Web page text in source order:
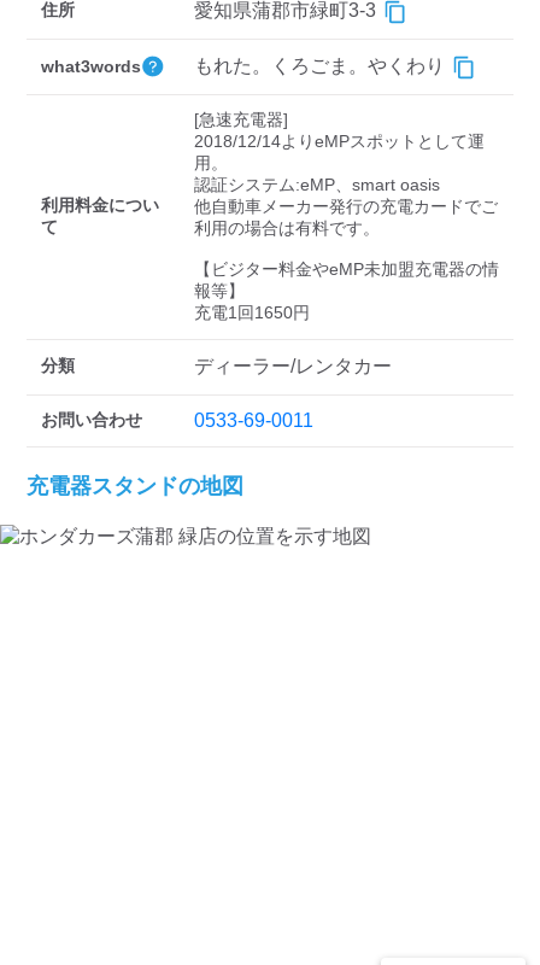
住所 愛知県蒲郡市緑町3-3
what3words もれた。くろごま。やくわり
利用料金につい
て
[急速充電器]
2018/12/14よりeMPスポットとして運
用。
認証システム:eMP、smart oasis
他自動車メーカー発行の充電カードでご
利用の場合は有料です。
【ビジター料金やeMP未加盟充電器の情
報等】
充電1回1650円
分類 ディーラー/レンタカー
お問い合わせ 0533-69-0011
充電器スタンドの地図